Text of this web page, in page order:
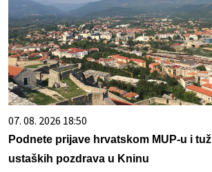
07. 08. 2026 18:50
Podnete prijave hrvatskom MUP-u i
ustaških pozdrava u Kninu